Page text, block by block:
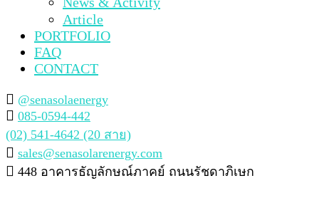
Article
PORTFOLIO
FAQ
CONTACT
@senasolaenergy
085-0594-442
(02) 541-4642 (20 สาย)
sales@senasolarenergy.com
448 อาคารธัญลักษณ์ภาคย์ ถนนรัชดาภิเษก